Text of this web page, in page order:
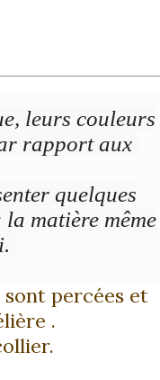
leurs couleurs
rapport aux
quelques
matière même
percées et
.